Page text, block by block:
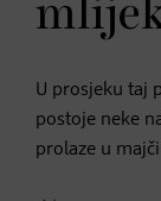
U prosjeku taj
postoje neke
prolaze u